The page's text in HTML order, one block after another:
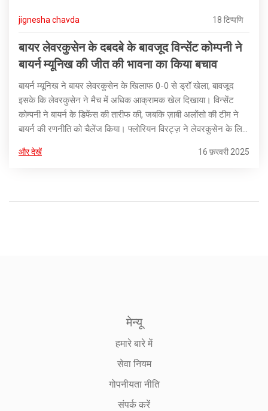
jignesha chavda 18 टिप्पणि
बायर लेवरकुसेन के दबदबे के बावजूद विन्सेंट कोम्पनी ने
बायर्न म्यूनिख की जीत की भावना का किया बचाव
बायर्न म्यूनिख ने बायर लेवरकुसेन के खिलाफ 0-0 से ड्रॉ खेला, बावजूद
इसके कि लेवरकुसेन ने मैच में अधिक आक्रामक खेल दिखाया। विन्सेंट
कोम्पनी ने बायर्न के डिफेंस की तारीफ की, जबकि ज़ाबी अलोंसो की टीम ने
बायर्न की रणनीति को चैलेंज किया। फ्लोरियन विरट्ज़ ने लेवरकुसेन के लिए
मिली।
और देखें 16 फ़रवरी 2025
मेन्यू
हमारे बारे में
सेवा नियम
गोपनीयता नीति
संपर्क करें